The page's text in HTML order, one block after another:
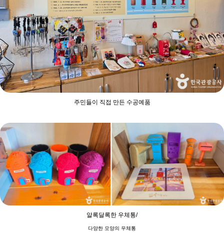
주민들이 직접 만든 수공예품
알록달록한 우체통/
다양한 모양의 우체통